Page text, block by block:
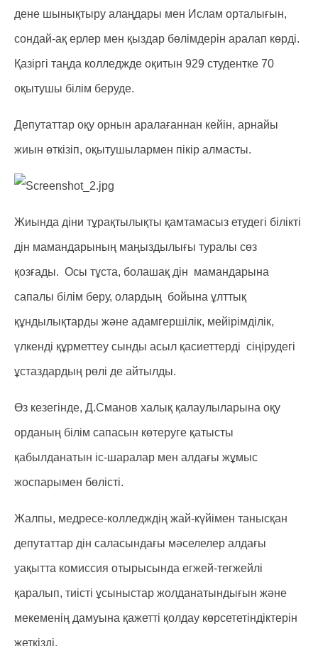
дене шынықтыру алаңдары мен Ислам орталығын,
сондай-ақ ерлер мен қыздар бөлімдерін аралап көрді.
Қазіргі таңда колледжде оқитын 929 студентке 70
оқытушы білім беруде.
Депутаттар оқу орнын аралағаннан кейін, арнайы
жиын өткізіп, оқытушылармен пікір алмасты.
Жиында діни тұрақтылықты қамтамасыз етудегі білікті
дін мамандарының маңыздылығы туралы сөз
қозғады. Осы тұста, болашақ дін мамандарына
сапалы білім беру, олардың бойына ұлттық
құндылықтарды және адамгершілік, мейірімділік,
үлкенді құрметтеу сынды асыл қасиеттерді сіңірудегі
ұстаздардың рөлі де айтылды.
Өз кезегінде, Д.Сманов халық қалаулыларына оқу
орданың білім сапасын көтеруге қатысты
қабылданатын іс-шаралар мен алдағы жұмыс
жоспарымен бөлісті.
Жалпы, медресе-колледждің жай-күйімен танысқан
депутаттар дін саласындағы мәселелер алдағы
уақытта комиссия отырысында егжей-тегжейлі
қаралып, тиісті ұсыныстар жолданатындығын және
мекеменің дамуына қажетті қолдау көрсететіндіктерін
жеткізді.